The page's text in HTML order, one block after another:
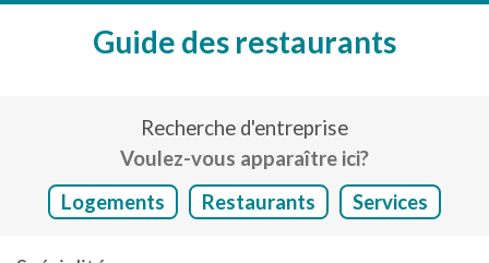
Guide des restaurants
Recherche d'entreprise
Voulez-vous apparaître ici?
Logements
Restaurants Services